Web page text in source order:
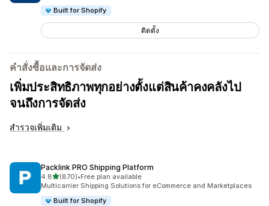
Built for Shopify
ติดตั้ง
คำสั่งซื้อและการจัดส่ง
เพิ่มประสิทธิภาพทุกอย่างตั้งแต่สินค้าคงคลังไป
จนถึงการจัดส่ง
สำรวจเพิ่มเติม
Packlink PRO Shipping Platform
4.8เต็ม 5 ดาว
(870)
ทั้งหมด 870 รีวิว
•Free plan available
Multicarrier Shipping Solutions for eCommerce and Marketplaces
Built for Shopify